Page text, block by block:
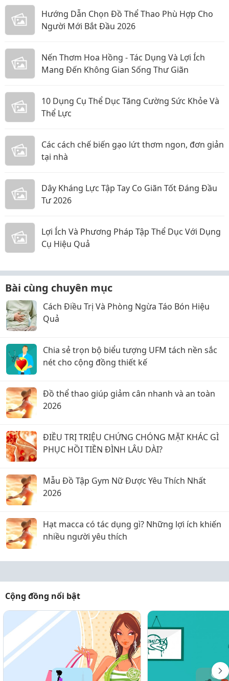
Hướng Dẫn Chọn Đồ Thể Thao Phù Hợp Cho
Người Mới Bắt Đầu 2026
Nến Thơm Hoa Hồng - Tác Dụng Và Lợi Ích
Mang Đến Không Gian Sống Thư Giãn
10 Dụng Cụ Thể Dục Tăng Cường Sức Khỏe Và
Thể Lực
Các cách chế biến gạo lứt thơm ngon, đơn giản
tại nhà
Dây Kháng Lực Tập Tay Co Giãn Tốt Đáng Đầu
Tư 2026
Lợi Ích Và Phương Pháp Tập Thể Dục Với Dụng
Cụ Hiệu Quả
Bài cùng chuyên mục
Cách Điều Trị Và Phòng Ngừa Táo Bón Hiệu
Quả
Chia sẻ trọn bộ biểu tượng UFM tách nền sắc
nét cho cộng đồng thiết kế
Đồ thể thao giúp giảm cân nhanh và an toàn
2026
ĐIỀU TRỊ TRIỆU CHỨNG CHÓNG MẶT KHÁC GÌ
PHỤC HỒI TIỀN ĐÌNH LÂU DÀI?
Mẫu Đồ Tập Gym Nữ Được Yêu Thích Nhất
2026
Hạt macca có tác dụng gì? Những lợi ích khiến
nhiều người yêu thích
Cộng đồng nổi bật